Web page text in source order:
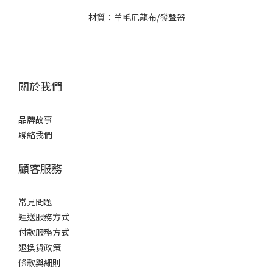
材質：羊毛尼龍布/發聲器
關於我們
品牌故事
聯絡我們
顧客服務
常見問題
運送服務方式
付款服務方式
退換貨政策
條款與細則